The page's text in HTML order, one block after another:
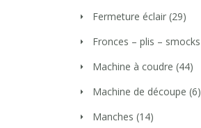
Fermeture éclair (29)
Fronces – plis – smocks
Machine à coudre (44)
Machine de découpe (6)
Manches (14)